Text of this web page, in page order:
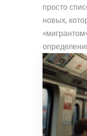
просто
новых,